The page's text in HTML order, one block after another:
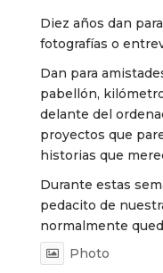
Diez años dan
fotografías o
Dan para
pabellón,
delante del
proyectos que
historias que
Durante estas
pedacito de
normalmente
Photo